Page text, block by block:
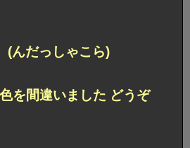
んだっしゃこら)
を間違いました どうぞ